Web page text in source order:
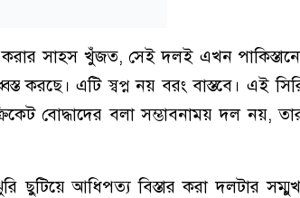
করার সাহস খুঁজত, সেই দলই এখন
করছে। এটি স্বপ্ন নয় বরং বাস্তবে। এই
বোদ্ধাদের বলা সম্ভাবনাময় দল নয়,
ছুটিয়ে আধিপত্য বিস্তার করা দলটার